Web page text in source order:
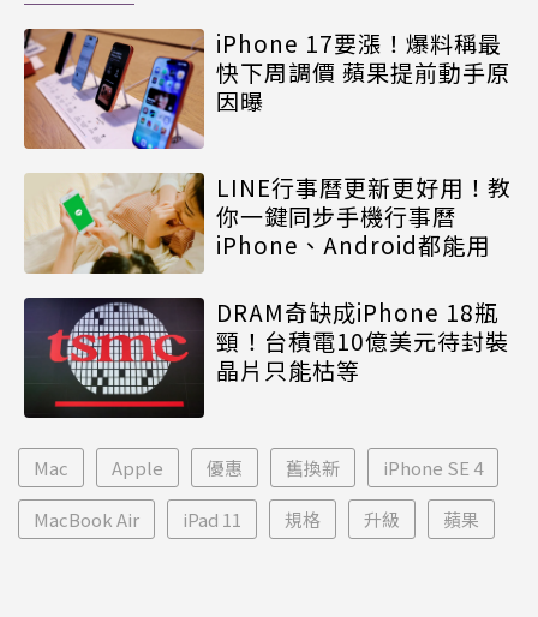
iPhone 17要漲！爆料稱最
快下周調價 蘋果提前動手原
因曝
LINE行事曆更新更好用！教
你一鍵同步手機行事曆
iPhone、Android都能用
DRAM奇缺成iPhone 18瓶
頸！台積電10億美元待封裝
晶片只能枯等
Mac Apple 優惠 舊換新 iPhone SE 4
MacBook Air iPad 11 規格 升級 蘋果